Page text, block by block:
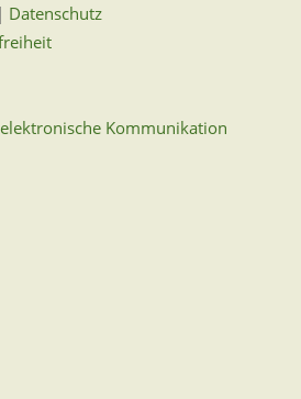
| Datenschutz
Kommunikation